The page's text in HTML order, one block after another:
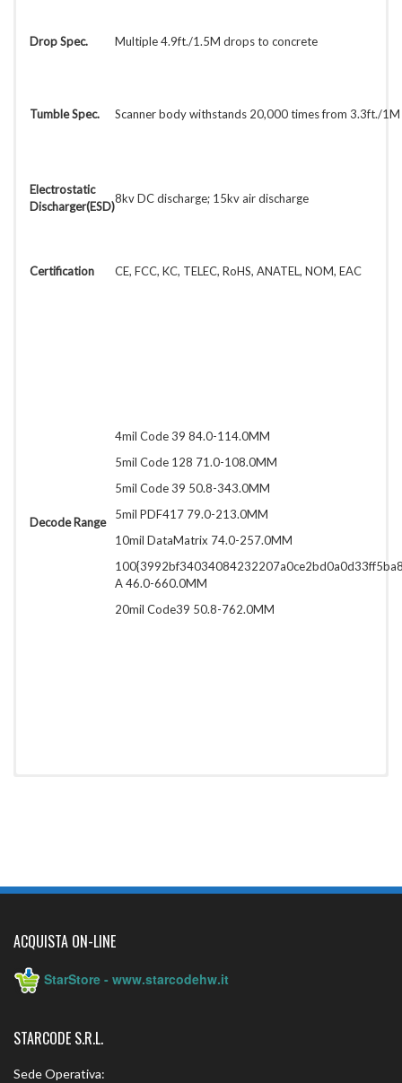
Drop Spec. Multiple 4.9ft./1.5M drops to concrete
Tumble Spec. Scanner body withstands 20,000 times from 3.3ft./
Electrostatic
Discharger(ESD)
8kv DC discharge; 15kv air discharge
Certification CE, FCC, KC, TELEC, RoHS, ANATEL, NOM, EAC
Decode Range
4mil Code 39 84.0-114.0MM
5mil Code 128 71.0-108.0MM
5mil Code 39 50.8-343.0MM
5mil PDF417 79.0-213.0MM
10mil DataMatrix 74.0-257.0MM
A 46.0-660.0MM
20mil Code39 50.8-762.0MM
ACQUISTA ON-LINE
StarStore - www.starcodehw.it
STARCODE S.R.L.
Sede Operativa: